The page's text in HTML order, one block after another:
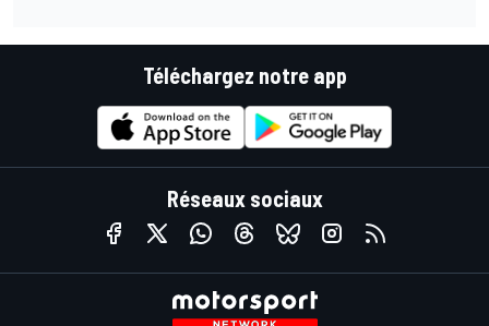
Téléchargez notre app
Réseaux sociaux